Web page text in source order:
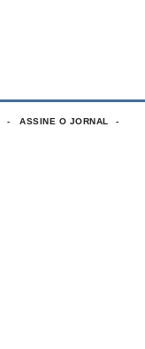
ASSINE O JORNAL